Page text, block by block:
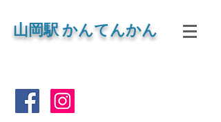
山岡駅 かんてんかん